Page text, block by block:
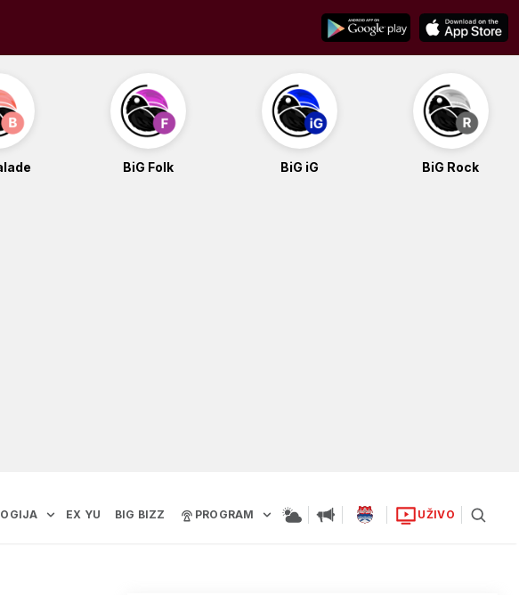
BiG Folk BiG iG BiG Rock
EX YU BIG BIZZ PROGRAM UŽIVO